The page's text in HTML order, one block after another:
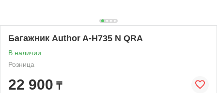
Багажник Author A-H735 N QRA
В наличии
Розница
22 900 ₸